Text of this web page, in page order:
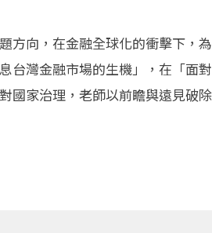
方向，在金融全球化的衝擊下，為
台灣金融市場的生機」，在「面對
國家治理，老師以前瞻與遠見破除